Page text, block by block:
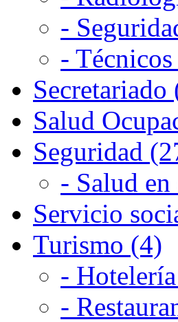
-
-
Secretariado
Salud
Seguridad
- Salud
Servicio
Turismo (4)
-
-